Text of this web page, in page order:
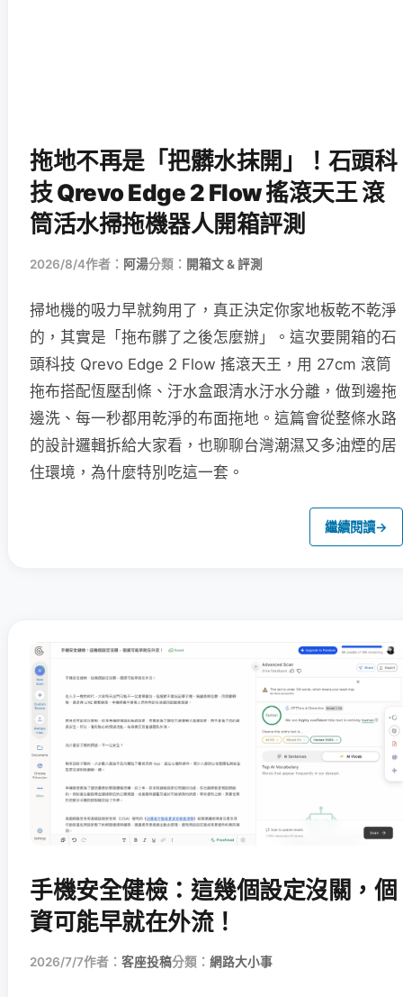
拖地不再是「把髒水抹開」！石頭科
技 Qrevo Edge 2 Flow 搖滾天王 滾
筒活水掃拖機器人開箱評測
2026/8/4作者： 阿湯分類： 開箱文 & 評測
掃地機的吸力早就夠用了，真正決定你家地板乾不乾淨
的，其實是「拖布髒了之後怎麼辦」。這次要開箱的石
頭科技 Qrevo Edge 2 Flow 搖滾天王，用 27cm 滾筒
拖布搭配恆壓刮條、汙水盒跟清水汙水分離，做到邊拖
邊洗、每一秒都用乾淨的布面拖地。這篇會從整條水路
的設計邏輯拆給大家看，也聊聊台灣潮濕又多油煙的居
住環境，為什麼特別吃這一套。
繼續閱讀→
手機安全健檢：這幾個設定沒關，個
資可能早就在外流！
2026/7/7作者： 客座投稿分類： 網路大小事